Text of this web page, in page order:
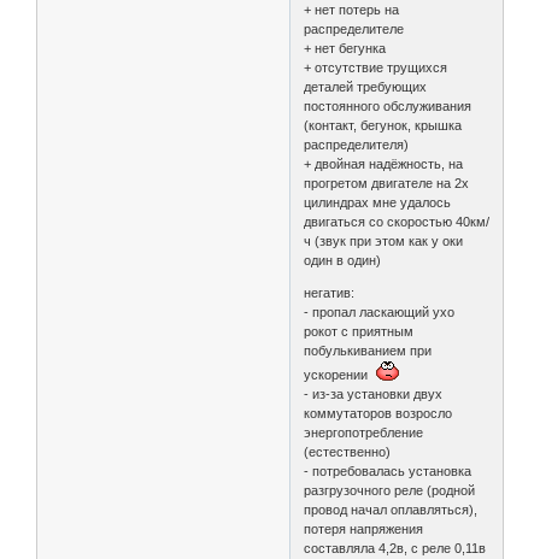
+ нет потерь на
распределителе
+ нет бегунка
+ отсутствие трущихся
деталей требующих
постоянного обслуживания
(контакт, бегунок, крышка
распределителя)
+ двойная надёжность, на
прогретом двигателе на 2х
цилиндрах мне удалось
двигаться со скоростью 40км/
ч (звук при этом как у оки
один в один)
негатив:
- пропал ласкающий ухо
рокот с приятным
побулькиванием при
ускорении
- из-за установки двух
коммутаторов возросло
энергопотребление
(естественно)
- потребовалась установка
разгрузочного реле (родной
провод начал оплавляться),
потеря напряжения
составляла 4,2в, с реле 0,11в